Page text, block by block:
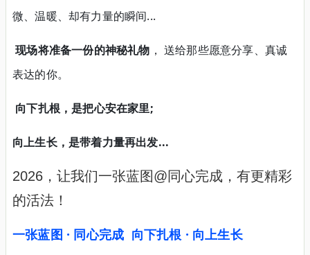
微、温暖、却有力量的瞬间...
现场将准备一份的神秘礼物 ， 送给那些愿意分享、真诚
表达的你。
向下扎根，是把心安在家里;
向上生长，是带着力量再出发...
2026，让我们一张蓝图@同心完成，有更精彩
的活法！
一张蓝图 · 同心完成 向下扎根 · 向上生长